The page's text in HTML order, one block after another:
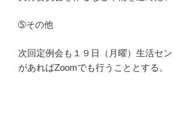
➄その他
次回定例会も１９日（月曜）生活セ
があればZoomでも行うこととする。